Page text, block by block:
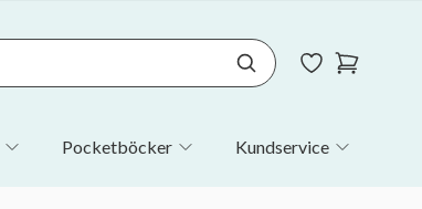
Pocketböcker Kundservice